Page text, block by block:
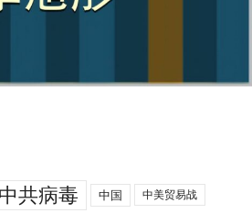
中共病毒 中国 中美贸易战